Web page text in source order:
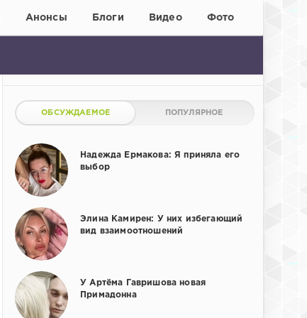
Анонсы Блоги Видео Фото
ОБСУЖДАЕМОЕ ПОПУЛЯРНОЕ
Надежда Ермакова: Я приняла его
выбор
Элина Камирен: У них избегающий
вид взаимоотношений
У Артёма Гавришова новая
Примадонна